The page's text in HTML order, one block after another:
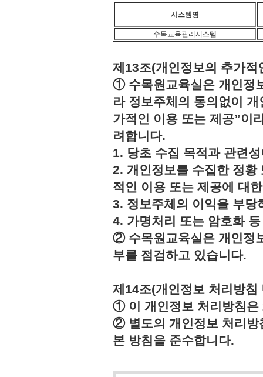
시스템명
수목교육관리시스템
제13조(개인정보의 추가적
① 수목원교육실은 개인정
라 정보주체의 동의없이
가적인 이용 또는 제공”이
려합니다.
1. 당초 수집 목적과 관련
2. 개인정보를 수집한 정황
적인 이용 또는 제공에 대
3. 정보주체의 이익을 부당
4. 가명처리 또는 암호화
② 수목원교육실은 개인정
부를 점검하고 있습니다.
제14조(개인정보 처리방침
① 이 개인정보 처리방침은
② 별도의 개인정보 처리방
본 방침을 준수합니다.